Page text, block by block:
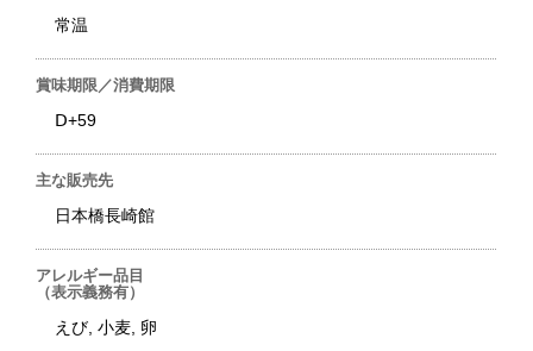
常温
賞味期限／消費期限
Ⅾ+59
主な販売先
日本橋長崎館
アレルギー品目
（表示義務有）
えび, 小麦, 卵